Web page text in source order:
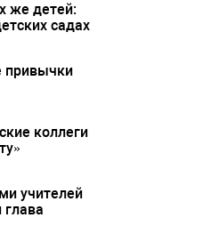
же детей:
садах
привычки
коллеги
учителей